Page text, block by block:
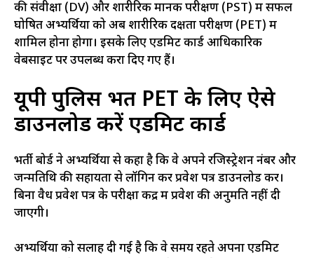
की संवीक्षा (DV) और शारीरिक मानक परीक्षण (PST) में सफल
घोषित अभ्यर्थियों को अब शारीरिक दक्षता परीक्षण (PET) में
शामिल होना होगा। इसके लिए एडमिट कार्ड आधिकारिक
वेबसाइट पर उपलब्ध करा दिए गए हैं।
यूपी पुलिस भर्ती PET के लिए ऐसे
डाउनलोड करें एडमिट कार्ड
भर्ती बोर्ड ने अभ्यर्थियों से कहा है कि वे अपने रजिस्ट्रेशन नंबर और
जन्मतिथि की सहायता से लॉगिन कर प्रवेश पत्र डाउनलोड करें।
बिना वैध प्रवेश पत्र के परीक्षा केंद्र में प्रवेश की अनुमति नहीं दी
जाएगी।
अभ्यर्थियों को सलाह दी गई है कि वे समय रहते अपना एडमिट